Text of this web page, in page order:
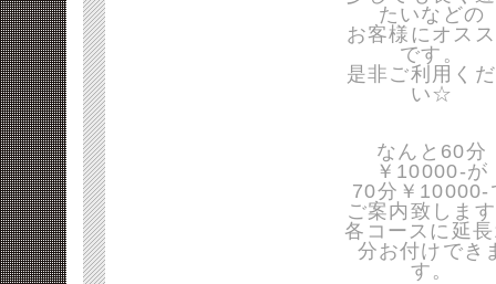
たいなどの
お客様にオス
です。
是非ご利用く
い☆
なんと60分
￥10000-が
70分￥10000-
ご案内致しま
各コースに延
分お付けでき
す。